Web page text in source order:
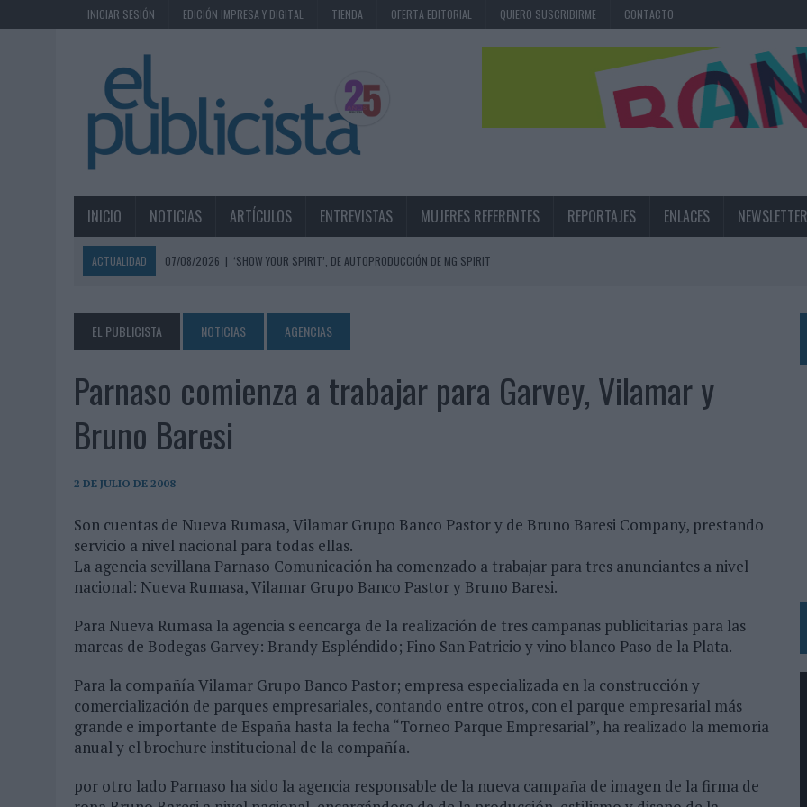
INICIAR SESIÓN EDICIÓN IMPRESA Y DIGITAL TIENDA OFERTA EDITORIAL QUIERO SUSCRIBIRME CONTACTO
INICIO NOTICIAS ARTÍCULOS ENTREVISTAS MUJERES REFERENTES REPORTAJES ENLACES NEWSLETTER
ACTUALIDAD 07/08/2026 | ‘SHOW YOUR SPIRIT’, DE AUTOPRODUCCIÓN DE MG SPIRIT
07/08/2026 | MG SPIRIT RELANZA SU MARCA CON UNA ESTRATEGIA 360º CENTRADA EN EL ORIGEN BARCELONÉS
PATRÓN CONVIERTE EL NUEVO SINGLE DE ARÓN PIPER EN UNA EXPERIENCIA DE MARCA EN IBIZA
07/08/2026 | EL VERANO PONE A PRUEBA LA ESTRATEGIA DIGITAL DE LAS MARCAS
07/08/2026
VUELING CONVIERTE LOS RECUERDOS EN SOUVENIRS CON IA
06/08/2026 | SIETE DE CADA DIEZ EMPRESAS ESPAÑOLAS NO INTEGRAN LA INFANCIA EN SU ESTRATEGIA
06/08/2026
LA TELEVISIÓN SIGUE LIDERANDO EL CONSUMO DE MEDIOS EN VERANO Y SUPERA AL MÓVIL COMO DISPOSITIVO MÁS UTILIZADO
06/08/2026 | EL USO DE LA IA GENERATIVA ALCANZA YA AL 62% DE LOS ESPAÑOLES
06/08/2026
SYSTEM1 NOMBRA A KIMBERLY BASTONI COMO NUEVA DIRECTORA COMERCIAL GLOBAL
06/08/2026 | FRIGO Y UNIQLO LANZAN UNA COLECCIÓN PERSONALIZABLE INSPIRADA EN CORNETTO, CALIPPO Y SOLERO
06/08/2026
LA IA ESTÁ SUBIENDO EL LISTÓN DE LA CREATIVIDAD
05/08/2026 | BEON WORLDWIDE LANZA RAÍZ URBANA PARA TRANSFORMAR EL PATRIMONIO HISTÓRICO EN ACTIVOS CULTURALES Y ECONÓMICOS
05/08/2026 | FABRA COMUNICACIÓN INCORPORA A CASONÁ Y ASUME LA GESTIÓN DE SUS RELACIONES CON LOS MEDIOS
05/08/2026 | LUIS ARQUILLOS (BURGO DE ARIAS): “LA CONSTRUCCIÓN DE MARCA A LARGO PLAZO Y LA MEDICIÓN SON DOS CARAS DE LA MISMA
EL PUBLICISTA NOTICIAS AGENCIAS
Parnaso comienza a trabajar para Garvey, Vilamar y
Bruno Baresi
2 DE JULIO DE 2008
Son cuentas de Nueva Rumasa, Vilamar Grupo Banco Pastor y de Bruno Baresi Company, prestando
servicio a nivel nacional para todas ellas.
La agencia sevillana Parnaso Comunicación ha comenzado a trabajar para tres anunciantes a nivel
nacional: Nueva Rumasa, Vilamar Grupo Banco Pastor y Bruno Baresi.
Para Nueva Rumasa la agencia s eencarga de la realización de tres campañas publicitarias para las
marcas de Bodegas Garvey: Brandy Espléndido; Fino San Patricio y vino blanco Paso de la Plata.
Para la compañía Vilamar Grupo Banco Pastor; empresa especializada en la construcción y
comercialización de parques empresariales, contando entre otros, con el parque empresarial más
grande e importante de España hasta la fecha “Torneo Parque Empresarial”, ha realizado la memoria
anual y el brochure institucional de la compañía.
por otro lado Parnaso ha sido la agencia responsable de la nueva campaña de imagen de la firma de